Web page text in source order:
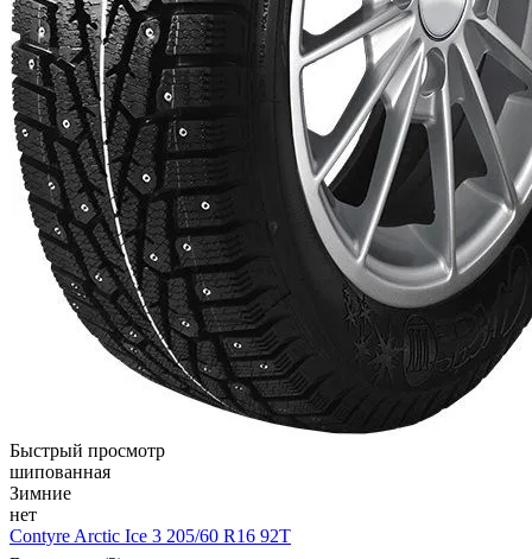
Быстрый просмотр
шипованная
Зимние
нет
Contyre Arctic Ice 3 205/60 R16 92Т